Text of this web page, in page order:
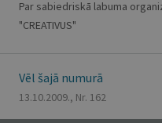
Par sabiedriskā labuma
"CREATIVUS"
Vēl šajā numurā
13.10.2009., Nr. 162